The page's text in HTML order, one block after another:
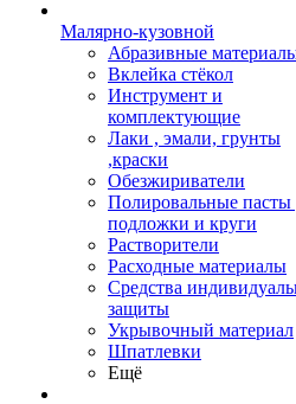
Малярно-кузовной
Абразивные
Вклейка стёкол
Инструмент и
комплектующие
Лаки , эмали, грунты
,краски
Обезжириватели
Полировальные пасты
подложки и круги
Растворители
Расходные материалы
Средства
защиты
Укрывочный материал
Шпатлевки
Ещё